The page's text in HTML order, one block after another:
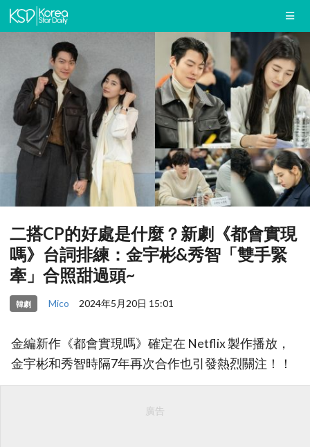
二搭CP的好處是什麼？新劇《都會實現
嗎》台詞排練：金宇彬&秀智「雙手緊
牽」合照甜過頭~
韓劇 Mico 2024年5月20日 15:01
金編新作《都會實現嗎》確定在 Netflix 製作播放，
金宇彬和秀智時隔7年再次合作也引發熱烈關注！！
廣告